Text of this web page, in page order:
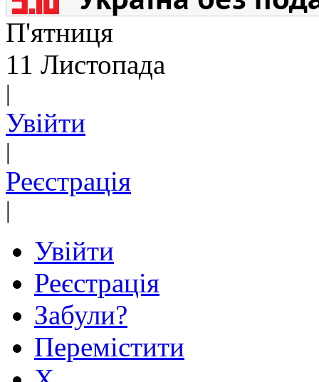
П'ятниця
11 Листопада
|
Увійти
|
Реєстрація
|
Увійти
Реєстрація
Забули?
Перемістити